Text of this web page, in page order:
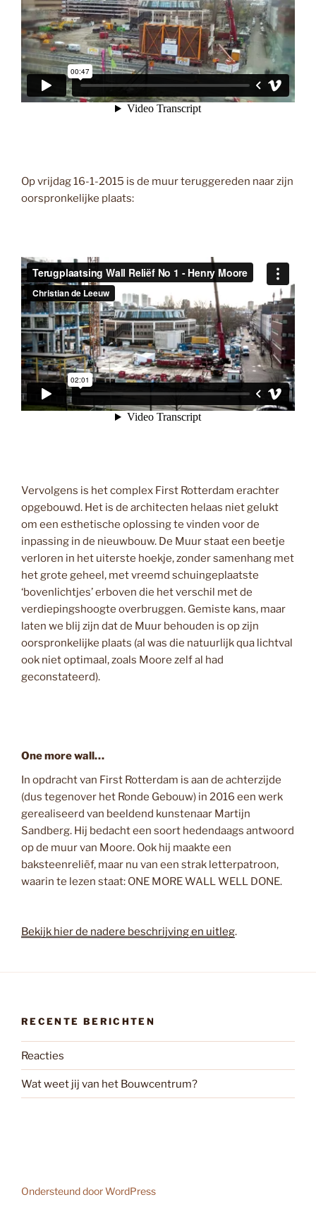
Op vrijdag 16-1-2015 is de muur teruggereden naar zijn
oorspronkelijke plaats:
Vervolgens is het complex First Rotterdam erachter
opgebouwd. Het is de architecten helaas niet gelukt
om een esthetische oplossing te vinden voor de
inpassing in de nieuwbouw. De Muur staat een beetje
verloren in het uiterste hoekje, zonder samenhang met
het grote geheel, met vreemd schuingeplaatste
‘bovenlichtjes’ erboven die het verschil met de
verdiepingshoogte overbruggen. Gemiste kans, maar
laten we blij zijn dat de Muur behouden is op zijn
oorspronkelijke plaats (al was die natuurlijk qua lichtval
ook niet optimaal, zoals Moore zelf al had
geconstateerd).
One more wall…
In opdracht van First Rotterdam is aan de achterzijde
(dus tegenover het Ronde Gebouw) in 2016 een werk
gerealiseerd van beeldend kunstenaar Martijn
Sandberg. Hij bedacht een soort hedendaags antwoord
op de muur van Moore. Ook hij maakte een
baksteenreliëf, maar nu van een strak letterpatroon,
waarin te lezen staat: ONE MORE WALL WELL DONE.
Bekijk hier de nadere beschrijving en uitleg.
RECENTE BERICHTEN
Reacties
Wat weet jij van het Bouwcentrum?
Ondersteund door WordPress